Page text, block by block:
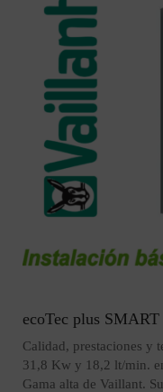
ecoTec plus
Calidad, prestaciones y
31,8 Kw y 18,2 lt/min.
Gama alta de Vaillant.